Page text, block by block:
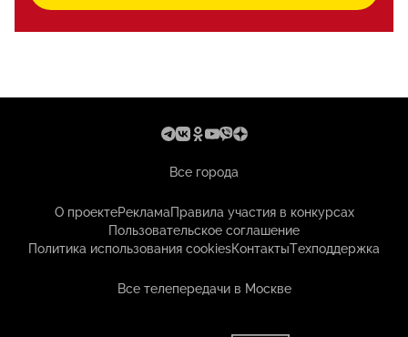
Все города
О проектеРекламаПравила участия в конкурсах
Пользовательское соглашение
Политика использования cookiesКонтактыТехподдержка
Все телепередачи в Москве